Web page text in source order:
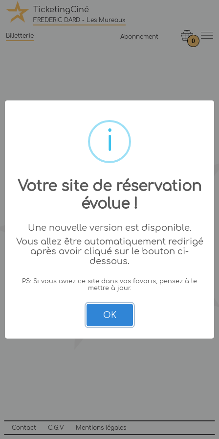
TicketingCiné
FREDERIC DARD - Les Mureaux
Billetterie Abonnement
0
Contact C.G.V Mentions légales
Votre site de réservation
évolue !
Une nouvelle version est disponible.
Vous allez être automatiquement redirigé
après avoir cliqué sur le bouton ci-
dessous.
PS: Si vous aviez ce site dans vos favoris, pensez à le
mettre à jour.
OK